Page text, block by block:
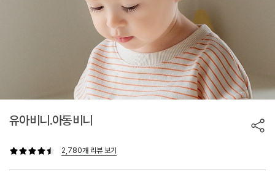
유아비니.아동비니
2,780개 리뷰 보기